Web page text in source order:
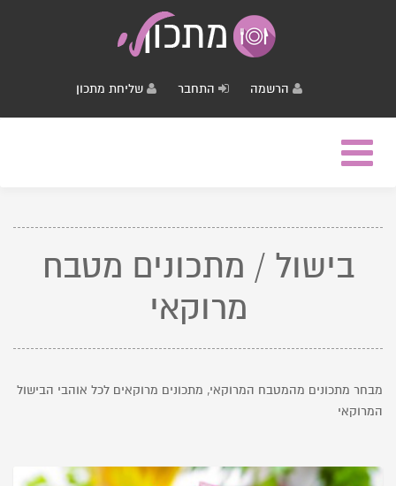
הרשמה התחבר שליחת מתכון
Toggle
navigation
בישול / מתכונים מטבח
מרוקאי
מבחר מתכונים מהמטבח המרוקאי, מתכונים מרוקאים לכל אוהבי הבישול
המרוקאי